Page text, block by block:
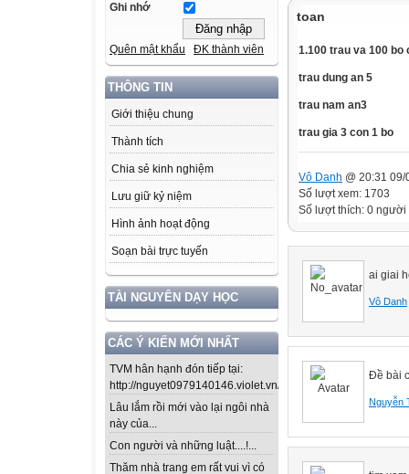
Ghi nhớ
Quên mật khẩu ĐK thành viên
THÔNG TIN
Giới thiệu chung
Thành tích
Chia sẻ kinh nghiệm
Lưu giữ kỷ niệm
Hình ảnh hoạt động
Soạn bài trực tuyến
TÀI NGUYÊN DẠY HỌC
CÁC Ý KIẾN MỚI NHẤT
TVM hân hạnh đón tiếp tại:
http://nguyet0979140146.violet.vn/...
Lâu lắm rồi mới vào lại ngôi nhà
này của...
Con người và những luật....!...
Thăm nhà trang em rất vui vì có
toan
1.100 trau va 100 bo
trau dung an 5
trau nam an3
trau gia 3 con 1 bo
Vô Danh @ 20:31
Số lượt xem: 1703
Số lượt thích: 0 người
ai giai
Vô Danh
Đề bài
Nguyễn